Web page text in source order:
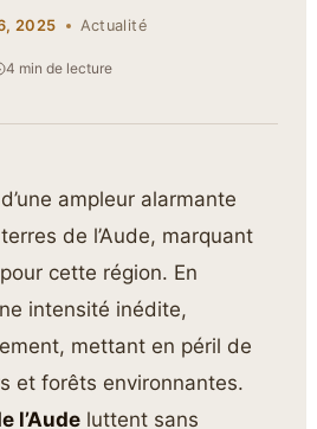
2025 Actualité
4 min de lecture
ampleur alarmante
de l’Aude, marquant
cette région. En
intensité inédite,
mettant en péril de
et forêts environnantes.
l’Aude luttent sans